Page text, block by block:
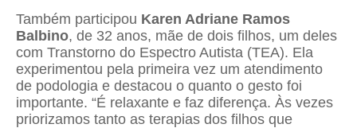
Também participou Karen Adriane Ramos
Balbino, de 32 anos, mãe de dois filhos, um deles
com Transtorno do Espectro Autista (TEA). Ela
experimentou pela primeira vez um atendimento
de podologia e destacou o quanto o gesto foi
importante. “É relaxante e faz diferença. Às vezes
priorizamos tanto as terapias dos filhos que